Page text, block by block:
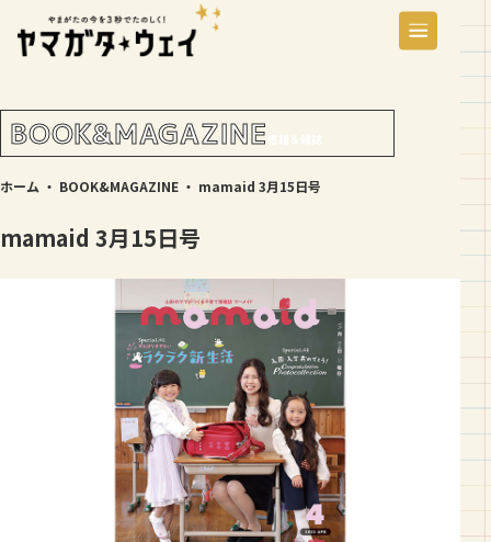
BOOK&MAGAZINE 書籍＆雑誌
ホーム ・ BOOK&MAGAZINE ・ mamaid 3月15日号
mamaid 3月15日号